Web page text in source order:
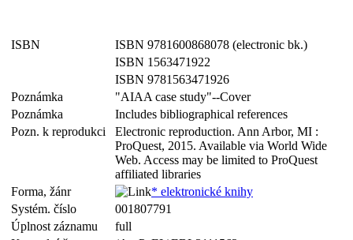
ISBN
ISBN 9781600868078 (electronic bk.)
ISBN 1563471922
ISBN 9781563471926
Poznámka
"AIAA case study"--Cover
Poznámka
Includes bibliographical references
Pozn. k reprodukci
Electronic reproduction. Ann Arbor, MI :
ProQuest, 2015. Available via World Wide
Web. Access may be limited to ProQuest
affiliated libraries
Forma, žánr
* elektronické knihy
Systém. číslo
001807791
Úplnost záznamu
full